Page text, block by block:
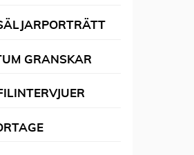
GRANSKAR